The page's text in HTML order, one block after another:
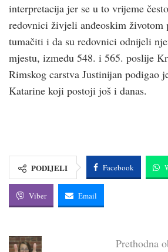
interpretacija jer se u to vrijeme
redovnici živjeli anđeoskim životom
tumačiti i da su redovnici odnijeli
mjestu, između 548. i 565. poslije
Rimskog carstva Justinijan podigao
Katarine koji postoji još i danas.
PODIJELI Facebook
Viber Email
Prethodna